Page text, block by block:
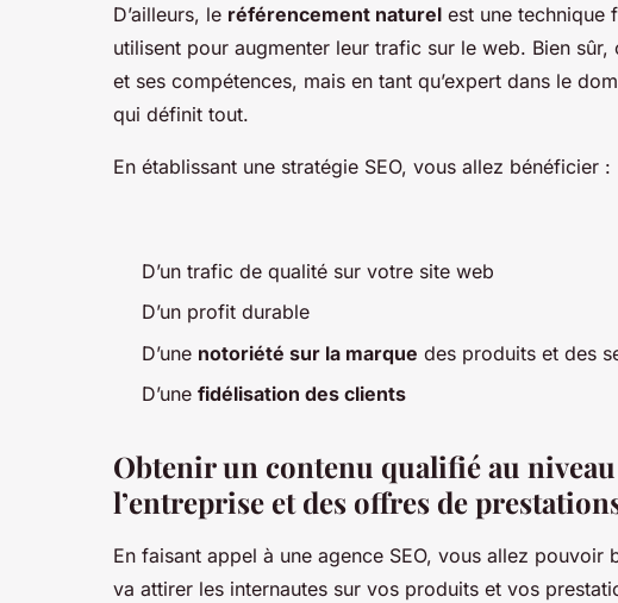
D’ailleurs, le référencement naturel est une technique
utilisent pour augmenter leur trafic sur le web. Bien
et ses compétences, mais en tant qu’expert dans le
qui définit tout.
En établissant une stratégie SEO, vous allez bénéficier :
D’un trafic de qualité sur votre site web
D’un profit durable
D’une notoriété sur la marque des produits et des
D’une fidélisation des clients
Obtenir un contenu qualifié au
l’entreprise et des offres de
En faisant appel à une agence SEO, vous allez pouvoir
va attirer les internautes sur vos produits et vos